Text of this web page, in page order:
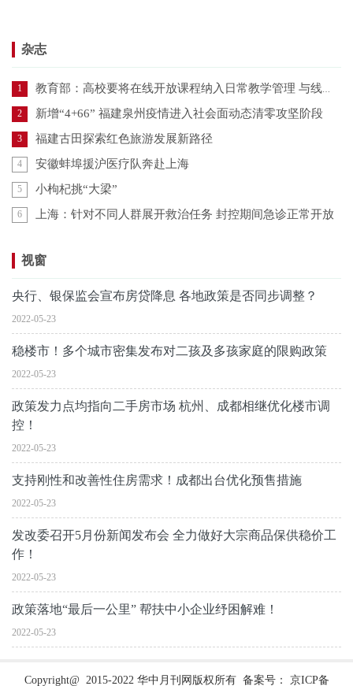
杂志
1 教育部：高校要将在线开放课程纳入日常教学管理 与线下课程同管理同要求
2 新增“4+66” 福建泉州疫情进入社会面动态清零攻坚阶段
3 福建古田探索红色旅游发展新路径
4 安徽蚌埠援沪医疗队奔赴上海
5 小枸杞挑“大梁”
6 上海：针对不同人群展开救治任务 封控期间急诊正常开放
视窗
央行、银保监会宣布房贷降息 各地政策是否同步调整？
2022-05-23
稳楼市！多个城市密集发布对二孩及多孩家庭的限购政策
2022-05-23
政策发力点均指向二手房市场 杭州、成都相继优化楼市调
控！
2022-05-23
支持刚性和改善性住房需求！成都出台优化预售措施
2022-05-23
发改委召开5月份新闻发布会 全力做好大宗商品保供稳价工
作！
2022-05-23
政策落地“最后一公里” 帮扶中小企业纾困解难！
2022-05-23
Copyright@ 2015-2022 华中月刊网版权所有 备案号： 京ICP备